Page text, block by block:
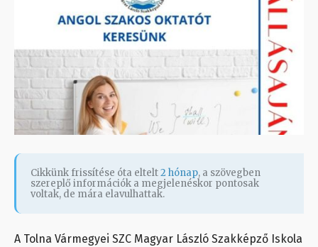
Cikkünk frissítése óta eltelt2 hónap, a szövegben
szereplő információk a megjelenéskor pontosak
voltak, de mára elavulhattak.
A Tolna Vármegyei SZC Magyar László Szakképző Iskola